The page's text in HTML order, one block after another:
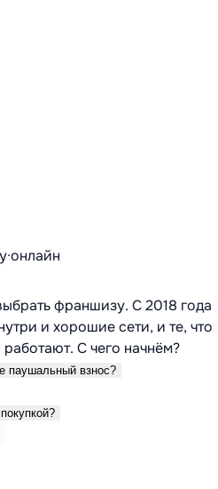
·онлайн
франшизу. С 2018 года
и хорошие сети, и те, что
С чего начнём?
паушальный взнос?